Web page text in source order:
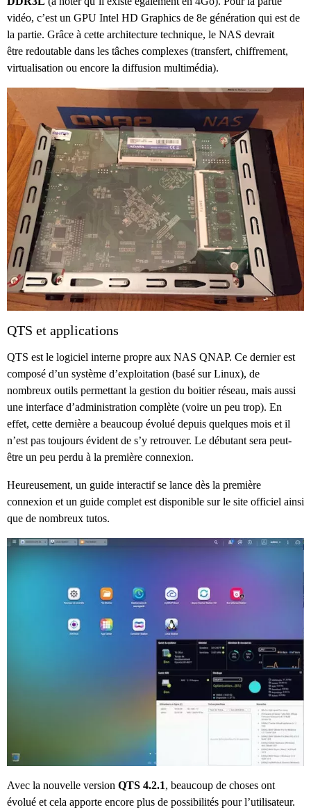
vidéo, c’est un GPU Intel HD Graphics de 8e génération qui est de
la partie. Grâce à cette architecture technique, le NAS devrait
être redoutable dans les tâches complexes (transfert, chiffrement,
virtualisation ou encore la diffusion multimédia).
QTS et applications
QTS est le logiciel interne propre aux NAS QNAP. Ce dernier est
composé d’un système d’exploitation (basé sur Linux), de
nombreux outils permettant la gestion du boitier réseau, mais aussi
une interface d’administration complète (voire un peu trop). En
effet, cette dernière a beaucoup évolué depuis quelques mois et il
n’est pas toujours évident de s’y retrouver. Le débutant sera peut-
être un peu perdu à la première connexion.
Heureusement, un guide interactif se lance dès la première
connexion et un guide complet est disponible sur le site officiel ainsi
que de nombreux tutos.
Avec la nouvelle version QTS 4.2.1, beaucoup de choses ont
évolué et cela apporte encore plus de possibilités pour l’utilisateur.